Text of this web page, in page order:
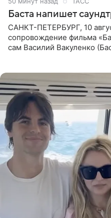
Баста напишет
САНКТ-ПЕТЕРБУРГ, 10
сопровождение фильма
сам Василий Вакуленко